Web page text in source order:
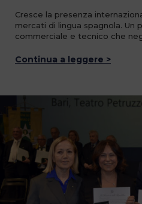
Cresce la presenza
mercati di lingua spagnola. Un
commerciale e tecnico che
Continua a leggere >